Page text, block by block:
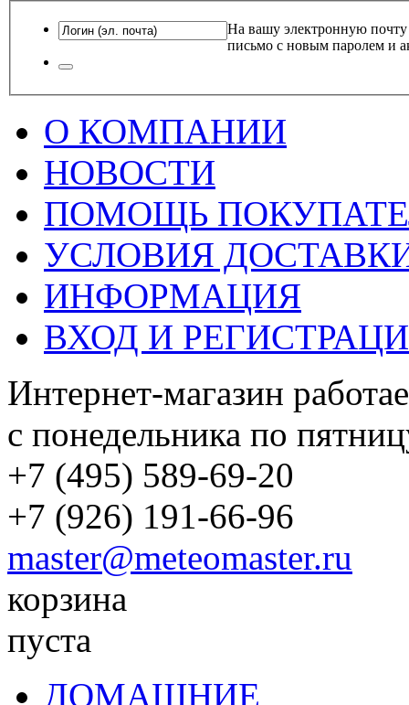
На вашу электронную почту
письмо с новым паролем и
О КОМПАНИИ
НОВОСТИ
ПОМОЩЬ
УСЛОВИЯ
ИНФОРМАЦИЯ
ВХОД И
Интернет-магазин
с понедельника по
+7 (495) 589-69-20
+7 (926) 191-66-96
master@meteomaster.ru
корзина
пуста
ДОМАШНИЕ